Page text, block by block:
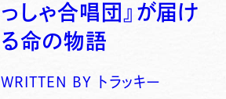
っしゃ合唱団』が届け
る命の物語
WRITTEN BY トラッキー